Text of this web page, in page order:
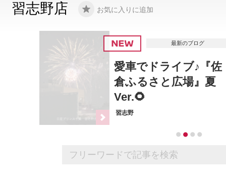
習志野店 お気に入りに追加
最新のブログ
愛車でドライブ♪『佐
倉ふるさと広場』夏